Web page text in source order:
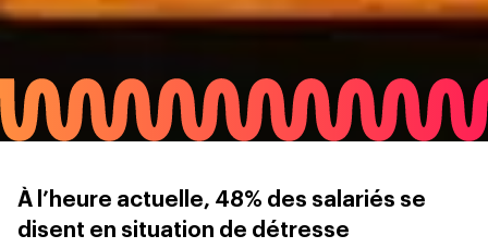
À l’heure actuelle, 48% des salariés se
disent en situation de détresse